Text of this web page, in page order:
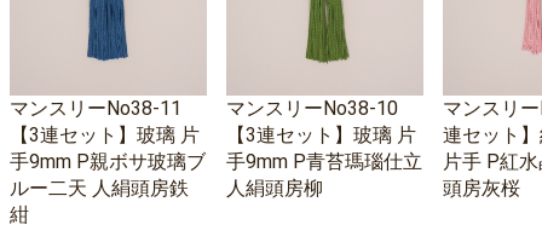
マンスリーNo38-11
【3連セット】玻璃 片
手9mm P親ボサ玻璃ブ
ルー二天 人絹頭房鉄
紺
マンスリーNo38-10
【3連セット】玻璃 片
手9mm P青苔瑪瑙仕立
人絹頭房柳
マンスリ
連セット
片手 P紅
頭房灰桜